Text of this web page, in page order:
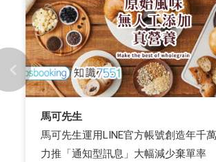
人頭馬君度 x WENK MEDIA 維
人頭馬君度 WHISKY TASTE 酒
動遊戲實現精準貼標與數位資產